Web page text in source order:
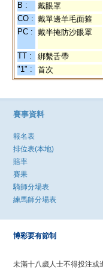
B : 戴眼罩
CO : 戴單邊羊毛面箍
PC : 戴半掩防沙眼罩
TT : 綁繫舌帶
"1" :
首次
賽事資料
報名表
排位表(本地)
賠率
賽果
騎師分場表
練馬師分場表
博彩要有節制
未滿十八歲人士不得投注或